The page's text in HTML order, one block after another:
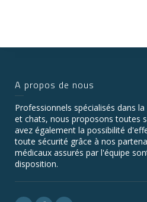
A propos de nous
Professionnels spécialisés dans
et chats, nous proposons toutes
avez également la possibilité
toute sécurité grâce à nos
médicaux assurés par l'équipe
disposition.